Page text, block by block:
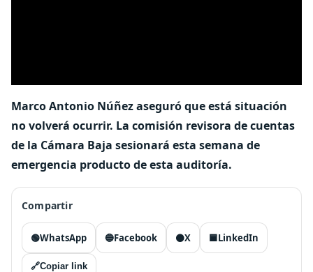
Marco Antonio Núñez aseguró que está situación
no volverá ocurrir. La comisión revisora de cuentas
de la Cámara Baja sesionará esta semana de
emergencia producto de esta auditoría.
Compartir
🟢WhatsApp 🔵Facebook ⚫X 🟦LinkedIn
🔗Copiar link